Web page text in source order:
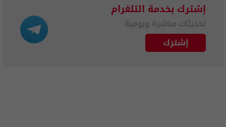
إشترك بخدمة التلغرام
تحديثات مباشرة ويومية
إشترك